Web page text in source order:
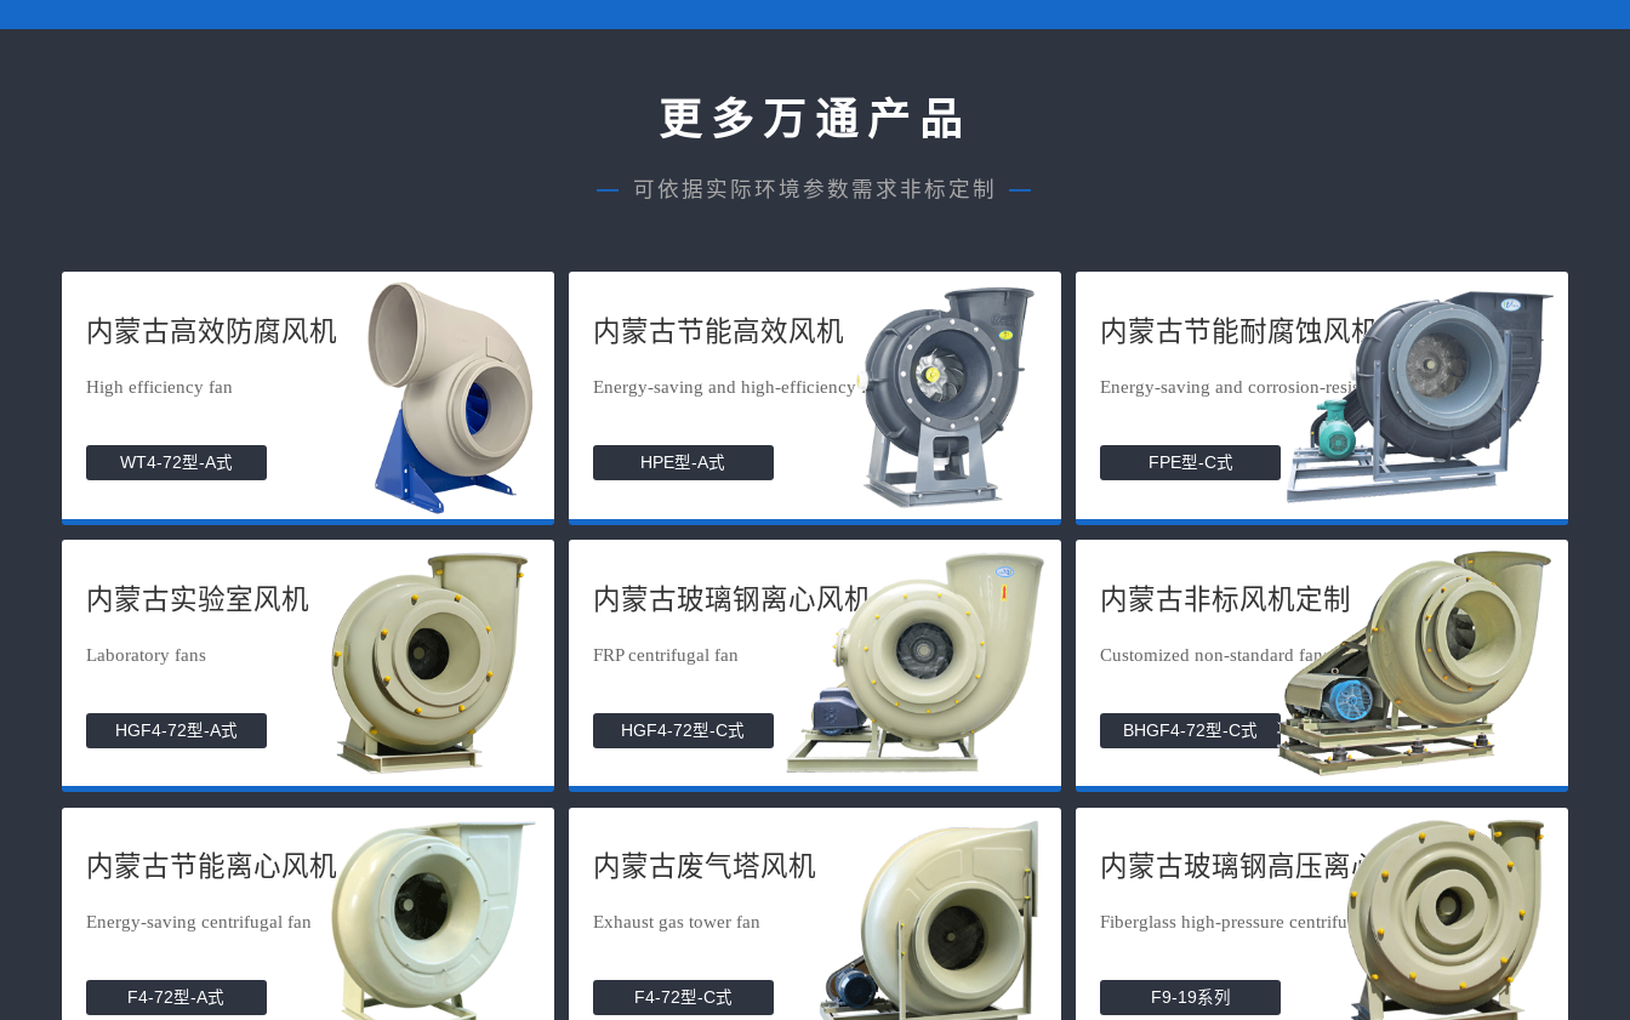
更多万通产品
— 可依据实际环境参数需求非标定制 —
内蒙古高效防腐风机
High efficiency fan
WT4-72型-A式
内蒙古节能高效风机
Energy-saving and high-efficiency f...
HPE型-A式
内蒙古节能耐腐蚀风机
Energy-saving and corrosion-resista...
FPE型-C式
内蒙古实验室风机
Laboratory fans
HGF4-72型-A式
内蒙古玻璃钢离心风机
FRP centrifugal fan
HGF4-72型-C式
内蒙古非标风机定制
Customized non-standard fans
BHGF4-72型-C式
内蒙古节能离心风机
Energy-saving centrifugal fan
F4-72型-A式
内蒙古废气塔风机
Exhaust gas tower fan
F4-72型-C式
内蒙古玻璃钢高压离心风机
Fiberglass high-pressure centrifuga...
F9-19系列